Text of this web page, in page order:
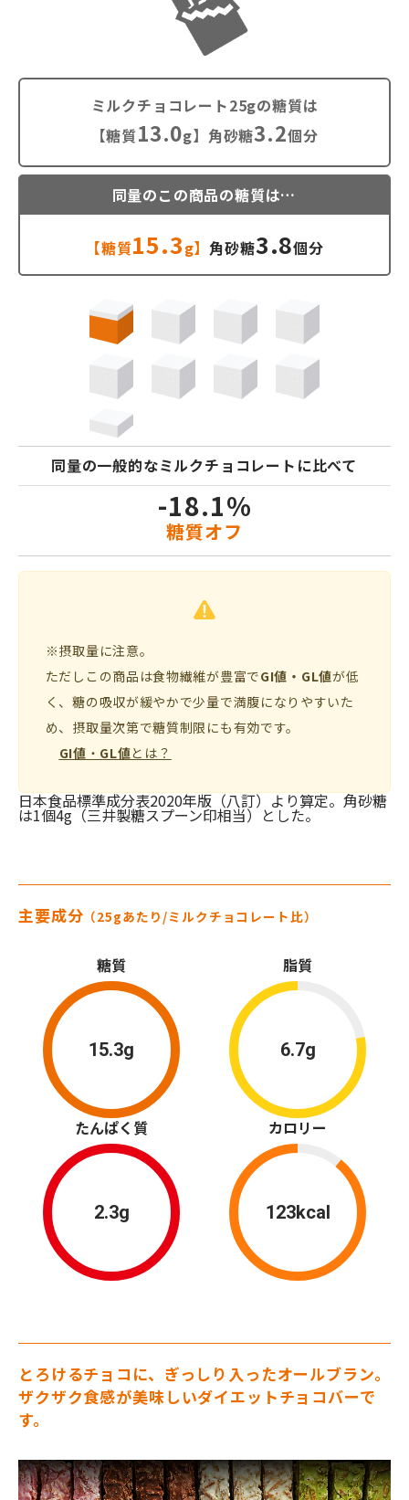
ミルクチョコレート25gの糖質は
【糖質13.0g】角砂糖3.2個分
同量のこの商品の糖質は…
【糖質15.3g】 角砂糖3.8個分
同量の一般的なミルクチョコレートに比べて
-18.1%
糖質オフ
※摂取量に注意。
ただしこの商品は食物繊維が豊富でGI値・GL値が低
く、糖の吸収が緩やかで少量で満腹になりやすいた
め、摂取量次第で糖質制限にも有効です。
GI値 ・ GL値とは？
日本食品標準成分表2020年版（八訂）より算定。角砂糖
は1個4g（三井製糖スプーン印相当）とした。
主要成分 （25gあたり/ミルクチョコレート比）
15.3g
糖質
6.7g
脂質
2.3g
たんぱく質
123kcal
カロリー
とろけるチョコに、ぎっしり入ったオールブラン。
ザクザク食感が美味しいダイエットチョコバーで
す。